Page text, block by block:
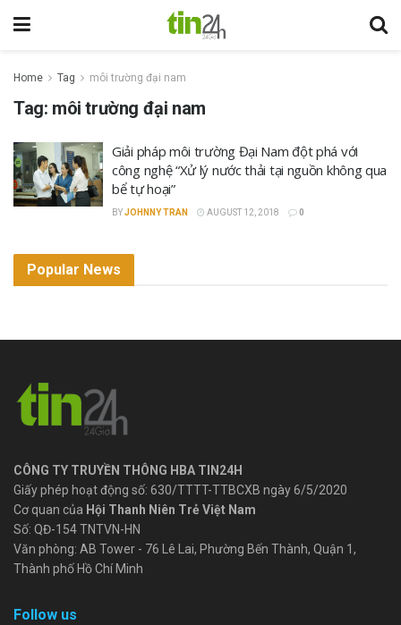
Home Tag môi trường đại nam
Tag: môi trường đại nam
Giải pháp môi trường Đại Nam đột phá với
công nghệ “Xử lý nước thải tại nguồn không qua
bể tự hoại”
BYJOHNNY TRAN AUGUST 12, 2018 0
Popular News
CÔNG TY TRUYỀN THÔNG HBA TIN24H
Giấy phép hoạt động số: 630/TTTT-TTBCXB ngày 6/5/2020
Cơ quan của Hội Thanh Niên Trẻ Việt Nam
Số: QĐ-154 TNTVN-HN
Văn phòng: AB Tower - 76 Lê Lai, Phường Bến Thành, Quận 1,
Thành phố Hồ Chí Minh
Follow us